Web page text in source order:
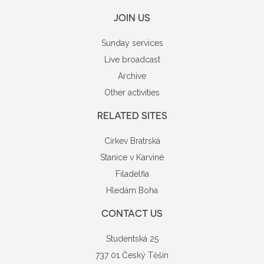
JOIN US
Sunday services
Live broadcast
Archive
Other activities
RELATED SITES
Církev Bratrská
Stanice v Karviné
Filadelfia
Hledám Boha
CONTACT US
Studentská 25
737 01 Český Těšín